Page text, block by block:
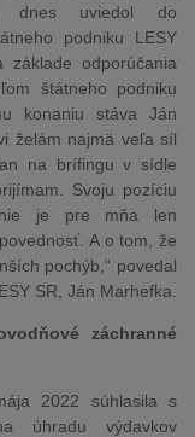
dnes uviedol do
podniku LESY
základe odporúčania
štátneho podniku
konaniu stáva Ján
želám najmä veľa síl
na brífingu v sídle
Svoju pozíciu
nie je pre mňa len
A o tom, že
pochýb,“ povedal
SR, Ján Marhefka.
záchranné
2022 súhlasila s
úhradu výdavkov